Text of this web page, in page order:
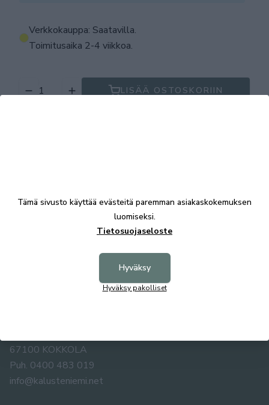
Verkkokauppa: Saatavilla.
Toimitusaika 2-4 viikkoa.
LISÄÄ OSTOSKORIIN
67100 KOKKOLA
Puh. 0400 483 019
info@kalusteniemi.net
Tämä sivusto käyttää evästeitä paremman asiakaskokemuksen
luomiseksi.
Tietosuojaseloste
Hyväksy
Hyväksy pakolliset